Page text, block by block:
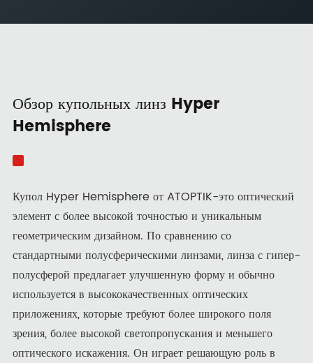
Обзор купольных линз Hyper
Hemisphere
Купол Hyper Hemisphere от ATOPTIK-это оптический
элемент с более высокой точностью и уникальным
геометрическим дизайном. По сравнению со
стандартными полусферическими линзами, линза с гипер-
полусферой предлагает улучшенную форму и обычно
используется в высококачественных оптических
приложениях, которые требуют более широкого поля
зрения, более высокой светопропускания и меньшего
оптического искажения. Он играет решающую роль в